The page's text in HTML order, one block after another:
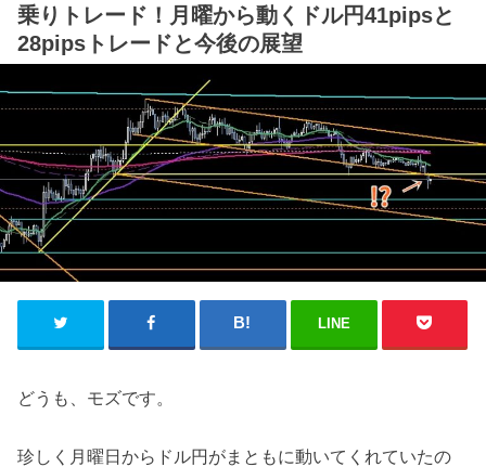
乗りトレード！月曜から動くドル円41pipsと
28pipsトレードと今後の展望
LINE
どうも、モズです。
珍しく月曜日からドル円がまともに動いてくれていたの